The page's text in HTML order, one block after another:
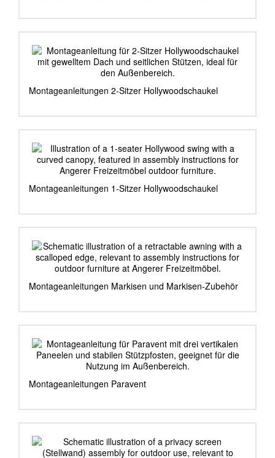
Montageanleitungen 2-Sitzer Hollywoodschaukel
Montageanleitungen 1-Sitzer Hollywoodschaukel
Montageanleitungen Markisen und Markisen-Zubehör
Montageanleitungen Paravent